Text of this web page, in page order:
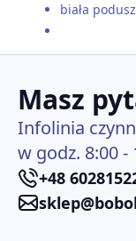
biała
Masz
Infolinia
w godz. 8:00 -
+48